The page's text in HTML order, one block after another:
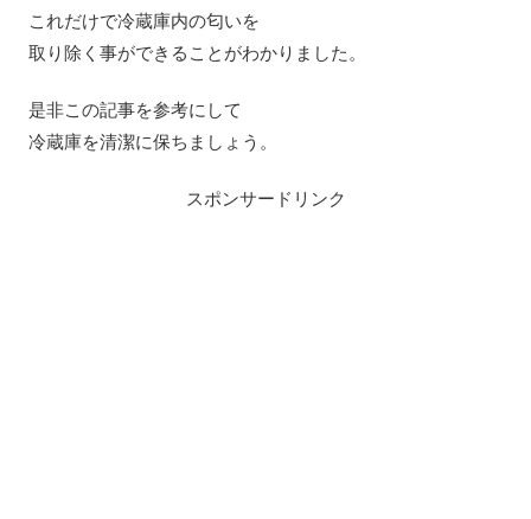
これだけで冷蔵庫内の匂いを
取り除く事ができることがわかりました。
是非この記事を参考にして
冷蔵庫を清潔に保ちましょう。
スポンサードリンク